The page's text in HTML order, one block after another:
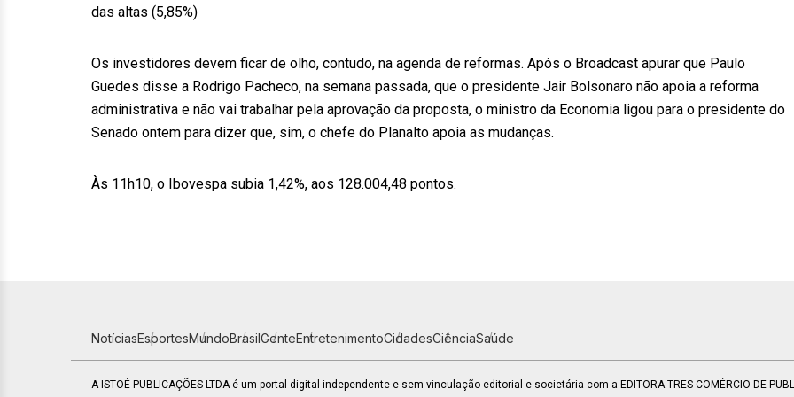
das altas (5,85%)
Os investidores devem ficar de olho, contudo, na agenda de reformas. Após o Broadcast apurar que Paulo
Guedes disse a Rodrigo Pacheco, na semana passada, que o presidente Jair Bolsonaro não apoia a reforma
administrativa e não vai trabalhar pela aprovação da proposta, o ministro da Economia ligou para o presidente do
Senado ontem para dizer que, sim, o chefe do Planalto apoia as mudanças.
Às 11h10, o Ibovespa subia 1,42%, aos 128.004,48 pontos.
NotíciasEsportesMundoBrasilGenteEntretenimentoCidadesCiênciaSaúde
A ISTOÉ PUBLICAÇÕES LTDA é um portal digital independente e sem vinculação editorial e societária com a EDITORA TRES COMÉRCIO DE